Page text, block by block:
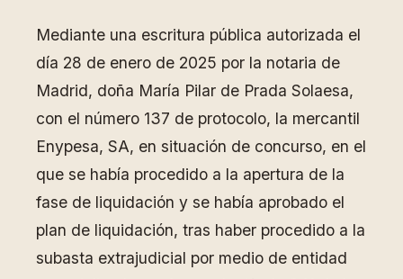
Mediante una escritura pública autorizada el
día 28 de enero de 2025 por la notaria de
Madrid, doña María Pilar de Prada Solaesa,
con el número 137 de protocolo, la mercantil
Enypesa, SA, en situación de concurso, en el
que se había procedido a la apertura de la
fase de liquidación y se había aprobado el
plan de liquidación, tras haber procedido a la
subasta extrajudicial por medio de entidad